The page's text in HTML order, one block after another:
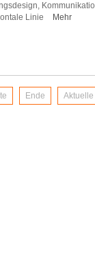
Linie
Mehr
Ende